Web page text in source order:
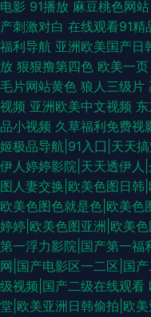
电影 91播放 麻豆桃色网站
产刺激对白 在线观看91精
福利导航 亚洲欧美国产日
放 狠狠撸第四色 欧美一页
毛片网站黄色 狼人三级片
视频 亚洲欧美中文视频
品小视频 久草福利免费视
姬极品导航|91入囗|天天
伊人婷婷影院|天天透伊人
图人妻交换|欧美色图日韩
欧美色图色就是色|欧美色
婷婷|欧美色图亚洲|欧美
第一浮力影院|国产第一福
网|国产电影区一二区|国
级视频|国产二级在线观看
堂|欧美亚洲日韩偷拍|欧